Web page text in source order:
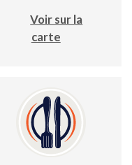
Voir sur la
carte